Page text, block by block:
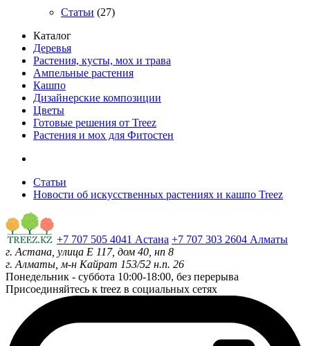
Статьи (27)
Каталог
Деревья
Растения, кусты, мох и трава
Ампельные растения
Кашпо
Дизайнерские композиции
Цветы
Готовые решения от Treez
Растения и мох для Фитостен
Статьи
Новости об искусственных растениях и кашпо Treez
+7 707 505 4041 Астана +7 707 303 2604 Алматы
г. Астана, улица Е 117, дом 40, нп 8
г. Алматы, м-н Кайрат 153/52 н.п. 26
Понедельник - суббота 10:00-18:00, без перерыва
Присоединяйтесь к treez в социальных сетях